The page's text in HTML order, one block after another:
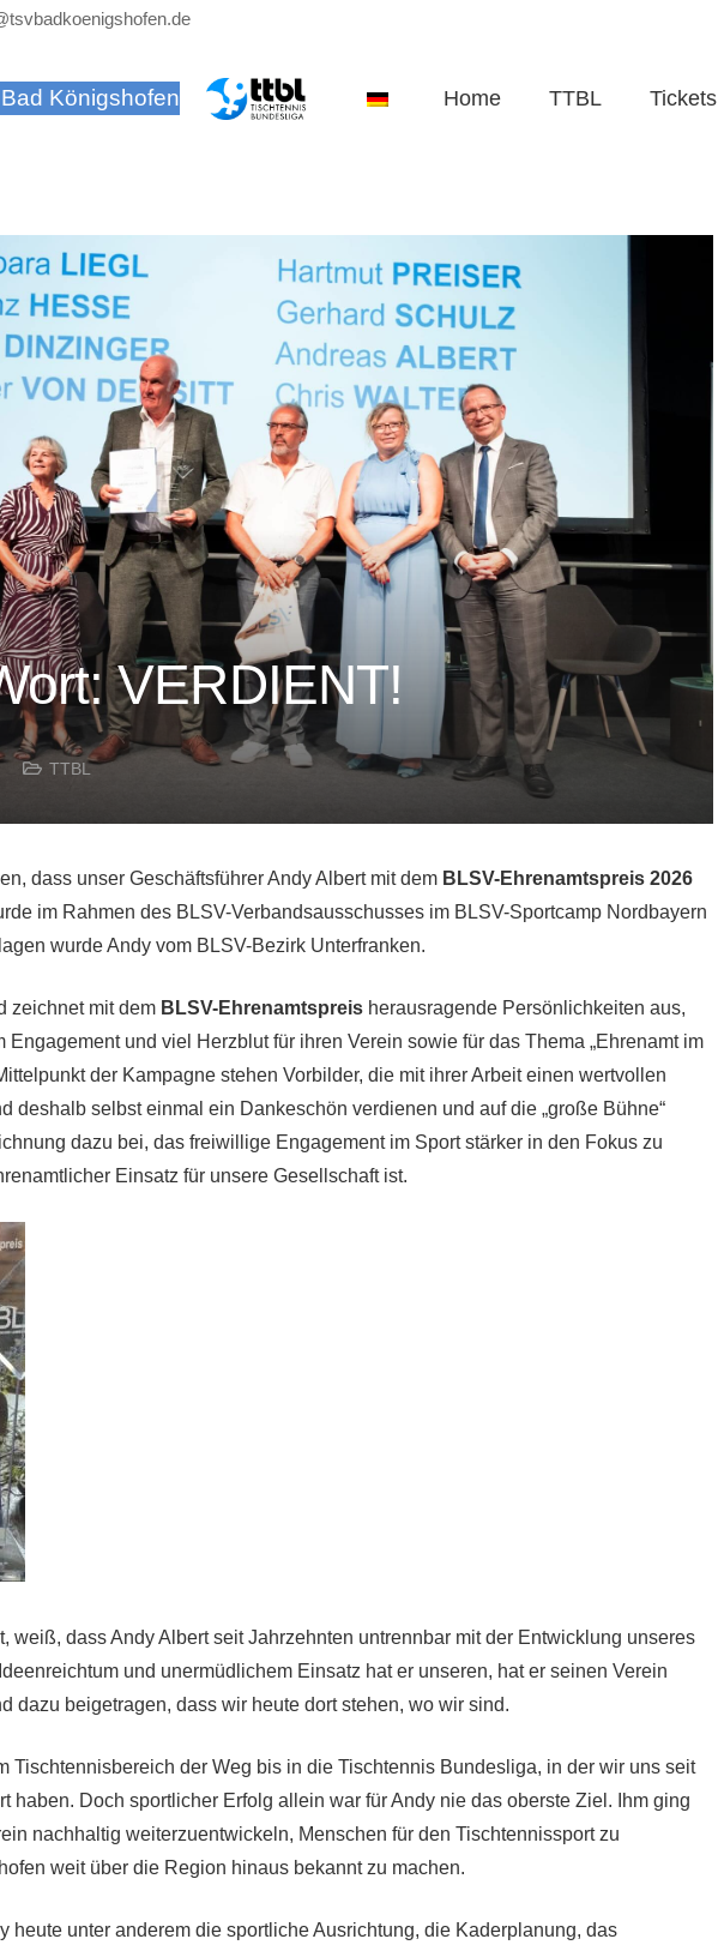
Königshofen Home TTBL Tickets
VERDIENT!
TTBL
dass unser Geschäftsführer Andy Albert mit dem BLSV-Ehrenamtspreis 2026
im Rahmen des BLSV-Verbandsausschusses im BLSV-Sportcamp Nordbayern
wurde Andy vom BLSV-Bezirk Unterfranken.
zeichnet mit dem BLSV-Ehrenamtspreis herausragende Persönlichkeiten aus,
und viel Herzblut für ihren Verein sowie für das Thema „Ehrenamt im
der Kampagne stehen Vorbilder, die mit ihrer Arbeit einen wertvollen
deshalb selbst einmal ein Dankeschön verdienen und auf die „große Bühne“
dazu bei, das freiwillige Engagement im Sport stärker in den Fokus zu
Einsatz für unsere Gesellschaft ist.
weiß, dass Andy Albert seit Jahrzehnten untrennbar mit der Entwicklung unseres
und unermüdlichem Einsatz hat er unseren, hat er seinen Verein
dazu beigetragen, dass wir heute dort stehen, wo wir sind.
Tischtennisbereich der Weg bis in die Tischtennis Bundesliga, in der wir uns seit
haben. Doch sportlicher Erfolg allein war für Andy nie das oberste Ziel. Ihm ging
nachhaltig weiterzuentwickeln, Menschen für den Tischtennissport zu
weit über die Region hinaus bekannt zu machen.
heute unter anderem die sportliche Ausrichtung, die Kaderplanung, das